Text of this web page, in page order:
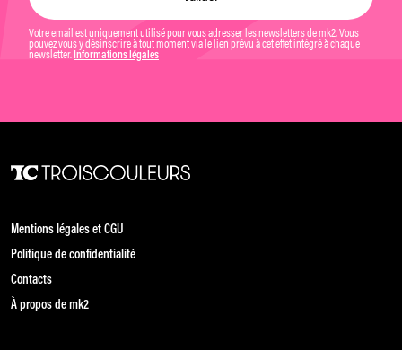
Votre email est uniquement utilisé pour vous adresser les newsletters de mk2. Vous
pouvez vous y désinscrire à tout moment via le lien prévu à cet effet intégré à chaque
newsletter. Informations légales
Mentions légales et CGU
Politique de confidentialité
Contacts
À propos de mk2